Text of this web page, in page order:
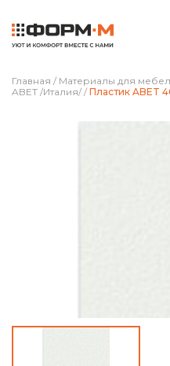
Главная / Материалы для
ABET /Италия/ / Пластик ABET